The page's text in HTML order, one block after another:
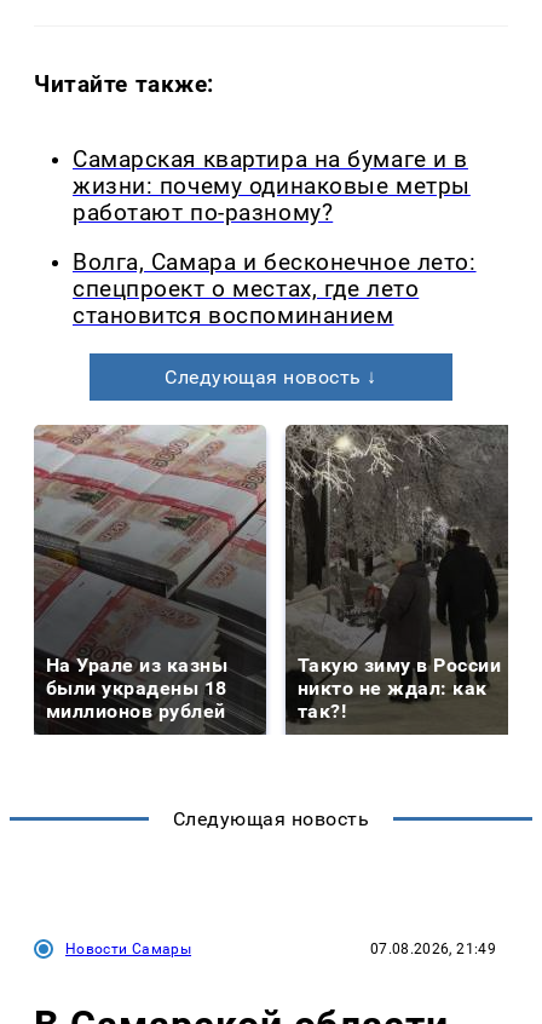
Читайте также:
Самарская квартира на бумаге и в
жизни: почему одинаковые метры
работают по-разному?
Волга, Самара и бесконечное лето:
спецпроект о местах, где лето
становится воспоминанием
Следующая новость ↓
На Урале из казны
были украдены 18
миллионов рублей
Такую зиму в России
никто не ждал: как
так?!
Следующая новость
Новости Самары 07.08.2026, 21:49